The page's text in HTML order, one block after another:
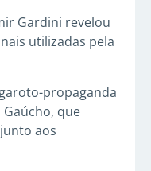
Gardini revelou
utilizadas pela
propaganda
que
aos